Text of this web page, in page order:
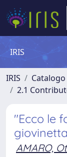
IRIS
IRIS
2.1
"Ecco le
AMARO,